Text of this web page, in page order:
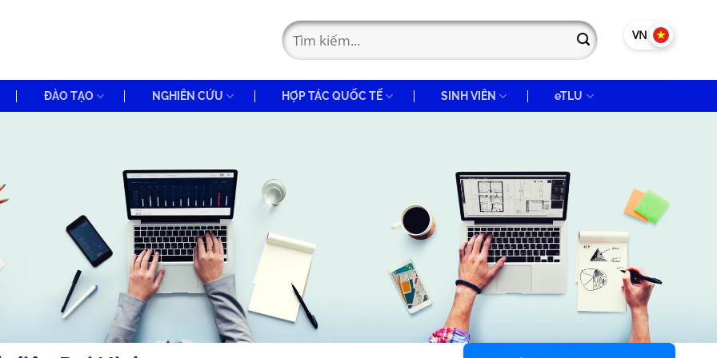
VN EN
ĐÀO TẠO NGHIÊN CỨU HỢP TÁC QUỐC TẾ SINH VIÊN eTLU